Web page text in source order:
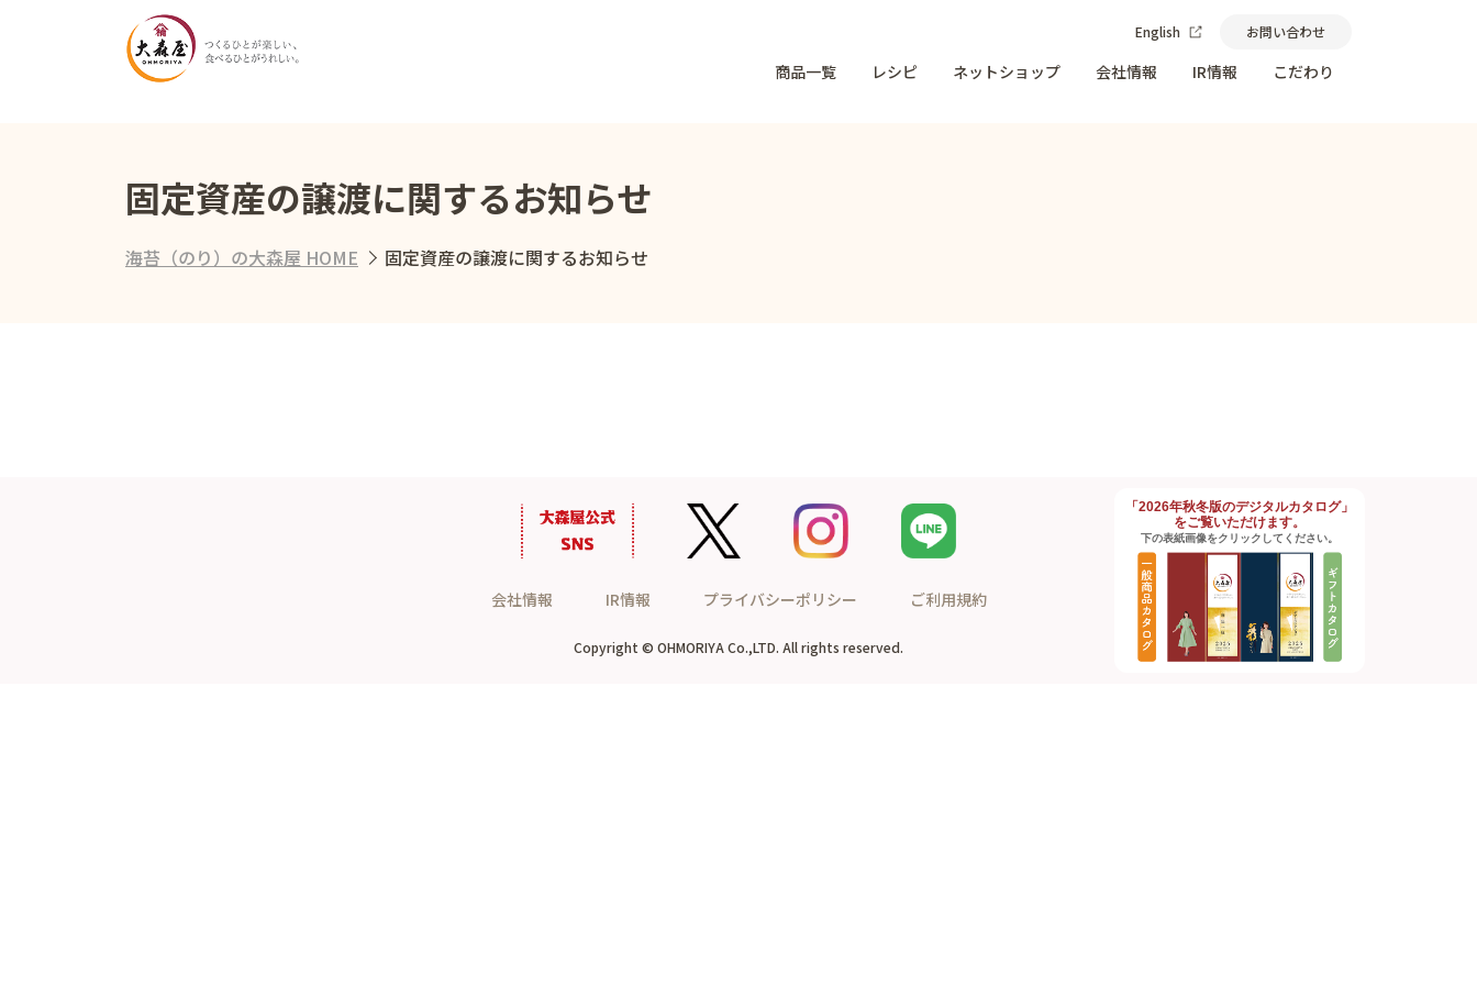
English お問い合わせ
商品一覧 レシピ ネットショップ 会社情報 IR情報 こだわり
固定資産の譲渡に関するお知らせ
海苔（のり）の大森屋 HOME 固定資産の譲渡に関するお知らせ
会社情報 IR情報 プライバシーポリシー ご利用規約
「2026年秋冬版のデジタルカタログ」
をご覧いただけます。
下の表紙画像をクリックしてください。
Copyright © OHMORIYA Co.,LTD. All rights reserved.